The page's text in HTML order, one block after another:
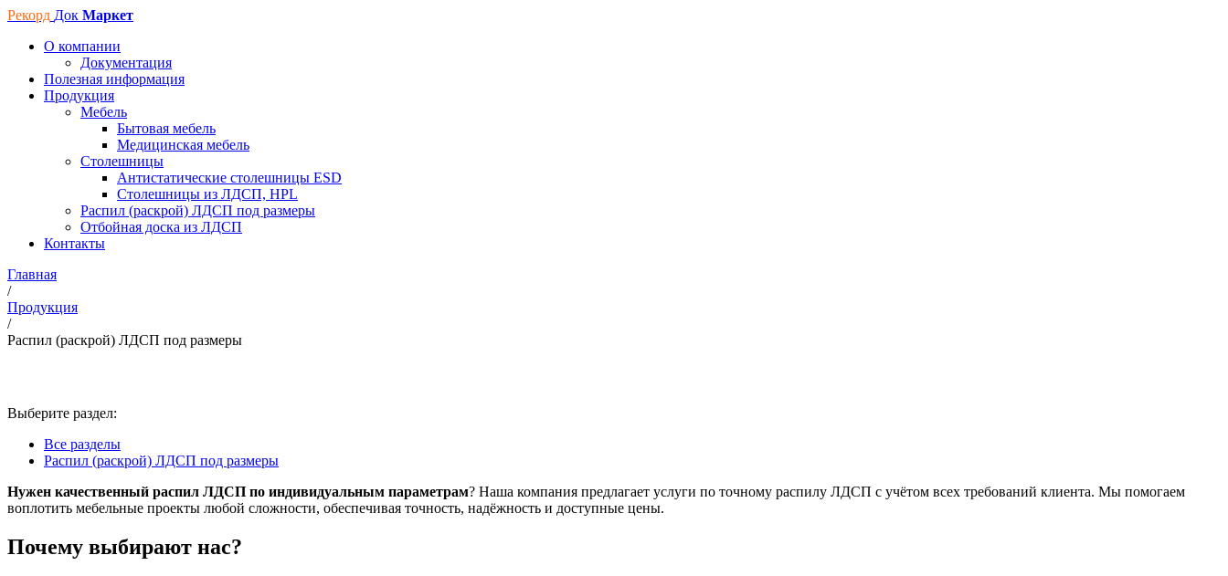
Рекорд Док Маркет
О компании
Документация
Полезная информация
Продукция
Мебель
Бытовая мебель
Медицинская мебель
Столешницы
Антистатические столешницы ESD
Столешницы из ЛДСП, HPL
Распил (раскрой) ЛДСП под размеры
Отбойная доска из ЛДСП
Контакты
Главная
/
Продукция
/
Распил (раскрой) ЛДСП под размеры
Выберите раздел:
Все разделы
Распил (раскрой) ЛДСП под размеры
Нужен качественный распил ЛДСП по индивидуальным параметрам? Наша компания предлагает услуги по точному распилу ЛДСП с учётом всех требований клиента. Мы помогаем
воплотить мебельные проекты любой сложности, обеспечивая точность, надёжность и доступные цены.
Почему выбирают нас?